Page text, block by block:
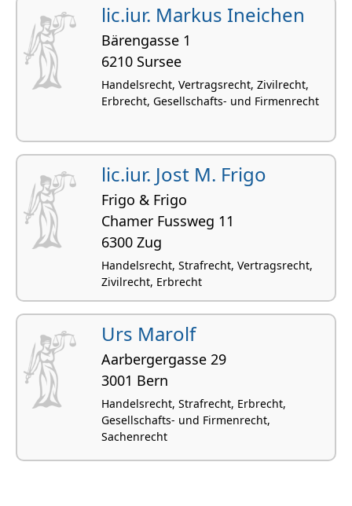
lic.iur. Markus Ineichen
Bärengasse 1
6210 Sursee
Handelsrecht, Vertragsrecht, Zivilrecht,
Erbrecht, Gesellschafts- und Firmenrecht
lic.iur. Jost M. Frigo
Frigo & Frigo
Chamer Fussweg 11
6300 Zug
Handelsrecht, Strafrecht, Vertragsrecht,
Zivilrecht, Erbrecht
Urs Marolf
Aarbergergasse 29
3001 Bern
Handelsrecht, Strafrecht, Erbrecht,
Gesellschafts- und Firmenrecht,
Sachenrecht